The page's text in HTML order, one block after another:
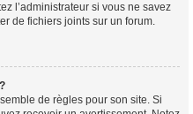
l’administrateur si vous ne savez
de fichiers joints sur un forum.
de règles pour son site. Si